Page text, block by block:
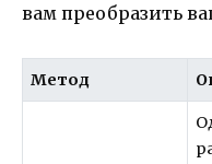
вам преобразить
Метод